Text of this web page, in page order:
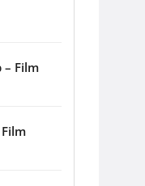
– Film